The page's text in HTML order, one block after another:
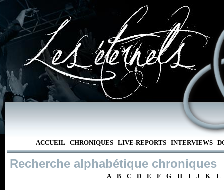
ACCUEIL CHRONIQUES LIVE-REPORTS INTERVIEWS
Recherche alphabétique chroniques
A B C D E F G H I J K L